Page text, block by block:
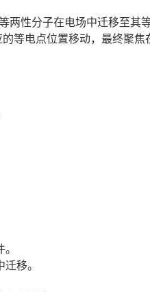
两性分子在电场中迁移至其
等电点位置移动，最终聚
移。